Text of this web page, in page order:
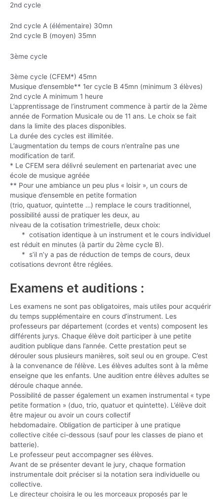
2nd cycle
2nd cycle A (élémentaire) 30mn
2nd cycle B (moyen) 35mn
3ème cycle
3ème cycle (CFEM*) 45mn
Musique d’ensemble** 1er cycle B 45mn (minimum 3 élèves)
2nd cycle A minimum 1 heure
L’apprentissage de l’instrument commence à partir de la 2ème
année de Formation Musicale ou de 11 ans. Le choix se fait
dans la limite des places disponibles.
La durée des cycles est illimitée.
L’augmentation du temps de cours n’entraîne pas une
modification de tarif.
* Le CFEM sera délivré seulement en partenariat avec une
école de musique agréée
** Pour une ambiance un peu plus « loisir », un cours de
musique d’ensemble en petite formation
(trio, quatuor, quintette …) remplace le cours traditionnel,
possibilité aussi de pratiquer les deux, au
niveau de la cotisation trimestrielle, deux choix:
* cotisation identique à un instrument et le cours individuel
est réduit en minutes (à partir du 2ème cycle B).
* s’il n’y a pas de réduction de temps de cours, deux
cotisations devront être réglées.
Examens et auditions :
Les examens ne sont pas obligatoires, mais utiles pour acquérir
du temps supplémentaire en cours d’instrument. Les
professeurs par département (cordes et vents) composent les
différents jurys. Chaque élève doit participer à une petite
audition publique dans l’année. Cette prestation peut se
dérouler sous plusieurs manières, soit seul ou en groupe. C’est
à la convenance de l’élève. Les élèves adultes sont à la même
enseigne que les enfants. Une audition entre élèves adultes se
déroule chaque année.
Possibilité de passer également un examen instrumental « type
petite formation » (duo, trio, quatuor et quintette). L’élève doit
être majeur ou avoir un cours collectif
hebdomadaire. Obligation de participer à une pratique
collective citée ci-dessous (sauf pour les classes de piano et
batterie).
Le professeur peut accompagner ses élèves.
Avant de se présenter devant le jury, chaque formation
instrumentale doit préciser si la notation sera individuelle ou
collective.
Le directeur choisira le ou les morceaux proposés par le